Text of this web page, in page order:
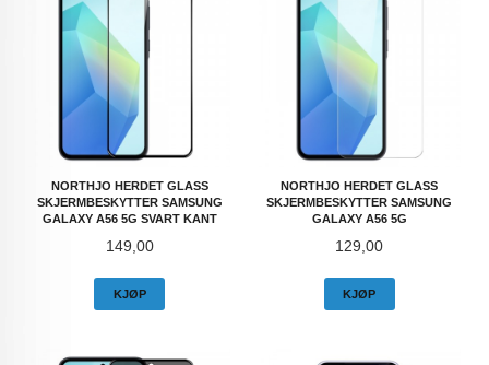
NORTHJO HERDET GLASS
SKJERMBESKYTTER SAMSUNG
GALAXY A56 5G SVART KANT
Pris
149,00
KJØP
NORTHJO HERDET GLASS
SKJERMBESKYTTER SAMSUNG
GALAXY A56 5G
Pris
129,00
KJØP